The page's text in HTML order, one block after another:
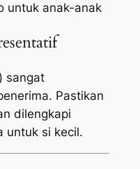
untuk anak-anak
sangat
Pastikan
dilengkapi
untuk si kecil.